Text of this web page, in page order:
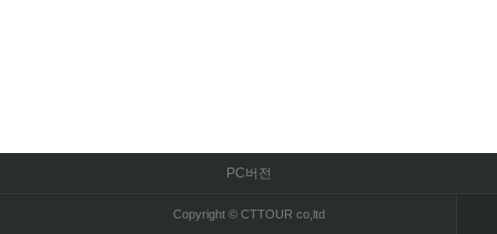
PC버전
Copyright © CTTOUR co,ltd